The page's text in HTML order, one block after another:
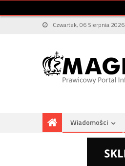
Czwartek, 06 Sierpnia 2026
Wiadomości